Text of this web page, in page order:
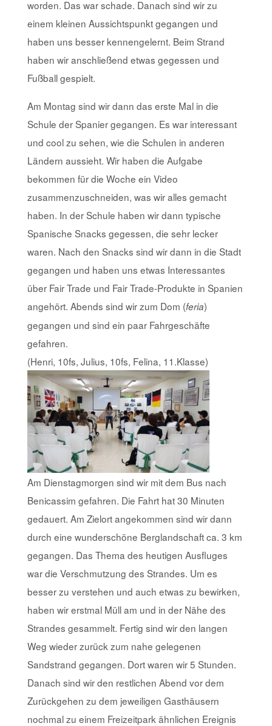
worden. Das war schade. Danach sind wir zu
einem kleinen Aussichtspunkt gegangen und
haben uns besser kennengelernt. Beim Strand
haben wir anschließend etwas gegessen und
Fußball gespielt.
Am Montag sind wir dann das erste Mal in die
Schule der Spanier gegangen. Es war interessant
und cool zu sehen, wie die Schulen in anderen
Ländern aussieht. Wir haben die Aufgabe
bekommen für die Woche ein Video
zusammenzuschneiden, was wir alles gemacht
haben. In der Schule haben wir dann typische
Spanische Snacks gegessen, die sehr lecker
waren. Nach den Snacks sind wir dann in die Stadt
gegangen und haben uns etwas Interessantes
über Fair Trade und Fair Trade-Produkte in Spanien
angehört. Abends sind wir zum Dom (feria)
gegangen und sind ein paar Fahrgeschäfte
gefahren.
(Henri, 10fs, Julius, 10fs, Felina, 11.Klasse)
Am Dienstagmorgen sind wir mit dem Bus nach
Benicassim gefahren. Die Fahrt hat 30 Minuten
gedauert. Am Zielort angekommen sind wir dann
durch eine wunderschöne Berglandschaft ca. 3 km
gegangen. Das Thema des heutigen Ausfluges
war die Verschmutzung des Strandes. Um es
besser zu verstehen und auch etwas zu bewirken,
haben wir erstmal Müll am und in der Nähe des
Strandes gesammelt. Fertig sind wir den langen
Weg wieder zurück zum nahe gelegenen
Sandstrand gegangen. Dort waren wir 5 Stunden.
Danach sind wir den restlichen Abend vor dem
Zurückgehen zu dem jeweiligen Gasthäusern
nochmal zu einem Freizeitpark ähnlichen Ereignis